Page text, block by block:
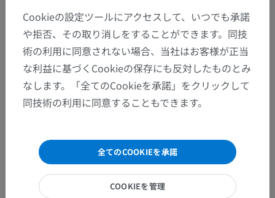
人体解剖学1
系統解剖> 神経系> 中枢神経系> 脳 > 菱脳>
髄脳；延髄；球 > 灰白質>
前庭神経下核
前庭神経内側核
Cookieの設定ツールにアクセスして、いつでも承諾
や拒否、その取り消しをすることができます。同技
術の利用に同意されない場合、当社はお客様が正当
な利益に基づくCookieの保存にも反対したものとみ
なします。「全てのCookieを承諾」をクリックして
同技術の利用に同意することもできます。
全てのCOOKIEを承諾
COOKIEを管理